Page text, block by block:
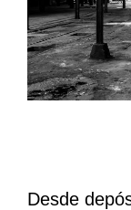
Desde